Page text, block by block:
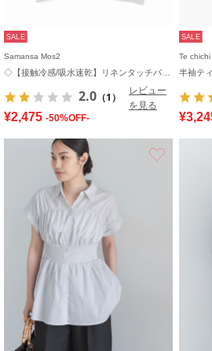
SALE
Samansa Mos2
2.0 （1）
レビュー
を見る
¥2,475 -50%OFF-
SALE
Te chichi
半袖テ